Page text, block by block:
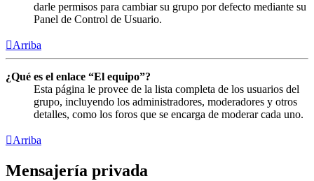
darle permisos para cambiar su grupo por defecto mediante su
Panel de Control de Usuario.
Arriba
¿Qué es el enlace “El equipo”?
Esta página le provee de la lista completa de los usuarios del
grupo, incluyendo los administradores, moderadores y otros
detalles, como los foros que se encarga de moderar cada uno.
Arriba
Mensajería privada